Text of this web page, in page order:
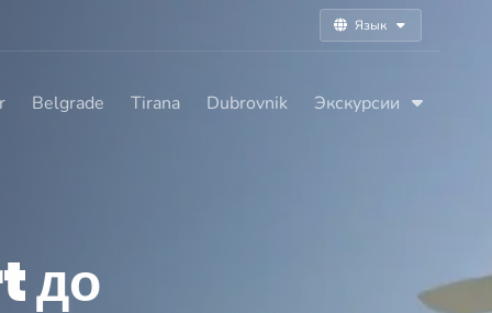
Язык
Belgrade Tirana Dubrovnik Экскурсии
до